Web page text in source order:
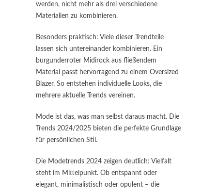
werden, nicht mehr als drei verschiedene
Materialien zu kombinieren.
Besonders praktisch: Viele dieser Trendteile
lassen sich untereinander kombinieren. Ein
burgunderroter Midirock aus fließendem
Material passt hervorragend zu einem Oversized
Blazer. So entstehen individuelle Looks, die
mehrere aktuelle Trends vereinen.
Mode ist das, was man selbst daraus macht. Die
Trends 2024/2025 bieten die perfekte Grundlage
für persönlichen Stil.
Die Modetrends 2024 zeigen deutlich: Vielfalt
steht im Mittelpunkt. Ob entspannt oder
elegant, minimalistisch oder opulent – die